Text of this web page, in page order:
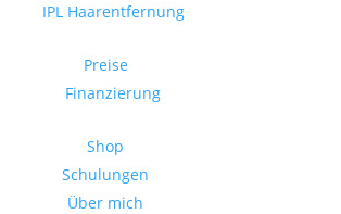
IPL Haarentfernung
Preise
Finanzierung
Shop
Schulungen
Über mich